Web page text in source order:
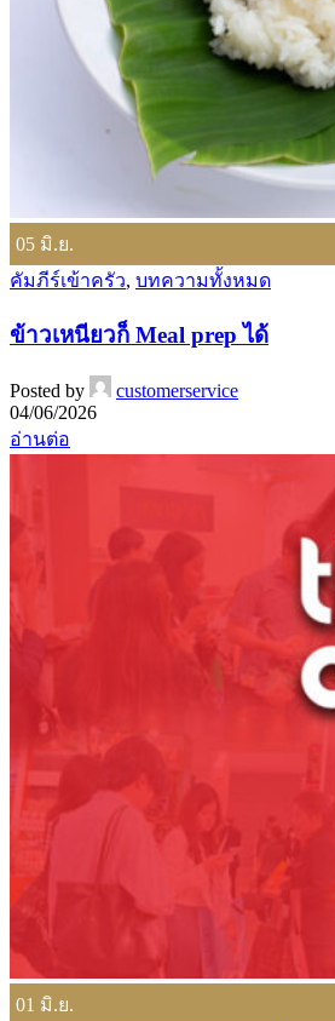
05 มิ.ย.
คัมภีร์เข้าครัว, บทความทั้งหมด
ข้าวเหนียวก็ Meal prep ได้
Posted by
customerservice
04/06/2026
อ่านต่อ
01 มิ.ย.